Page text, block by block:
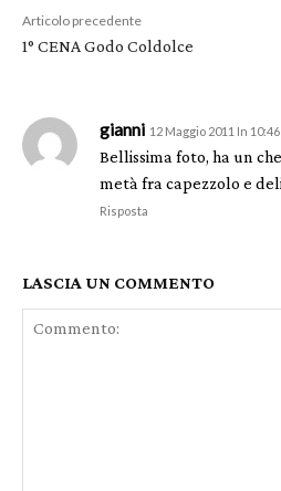
Articolo precedente
1° CENA Godo Coldolce
gianni 12 Maggio 2011 In 10:46
Bellissima foto, ha un
metà fra capezzolo e
Risposta
LASCIA UN COMMENTO